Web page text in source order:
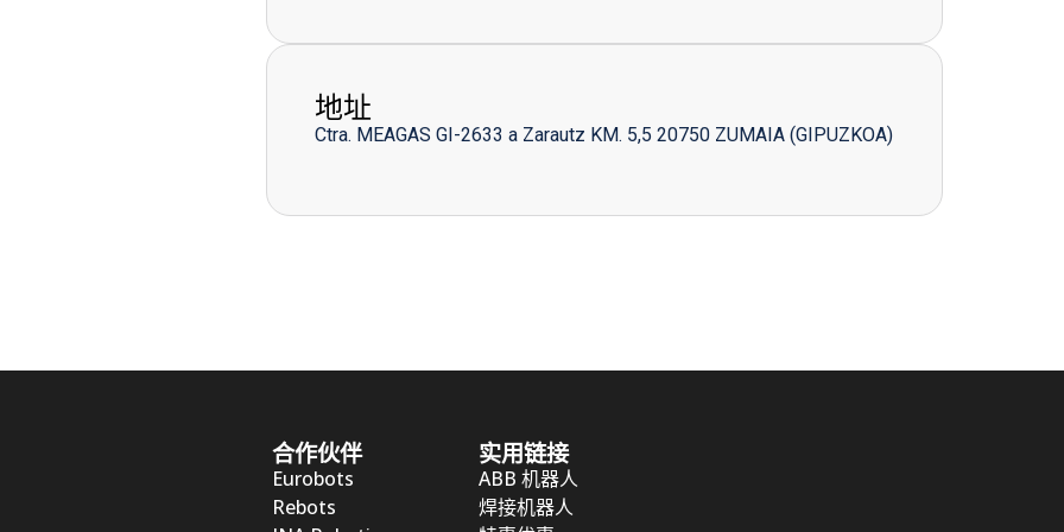
地址
Ctra. MEAGAS GI-2633 a Zarautz KM. 5,5 20750 ZUMAIA (GIPUZKOA)
合作伙伴
Eurobots
Rebots
实用链接
ABB 机器人
焊接机器人